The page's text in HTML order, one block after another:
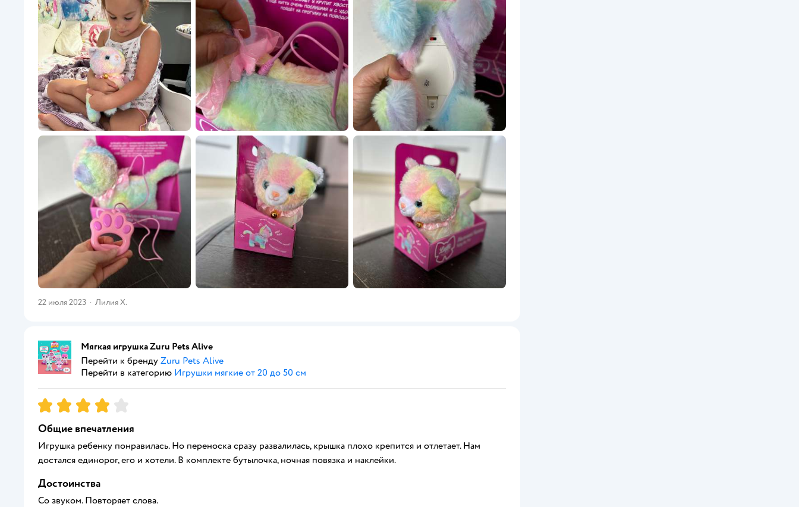
22 июля 2023 · Лилия Х.
Мягкая игрушка Zuru Pets Alive
Перейти к бренду Zuru Pets Alive
Перейти в категорию Игрушки мягкие от 20 до 50 см
Рейтинг:4
Общие впечатления
Игрушка ребенку понравилась. Но переноска сразу развалилась, крышка плохо крепится и отлетает. Нам
достался единорог, его и хотели. В комплекте бутылочка, ночная повязка и наклейки.
Достоинства
Со звуком. Повторяет слова.